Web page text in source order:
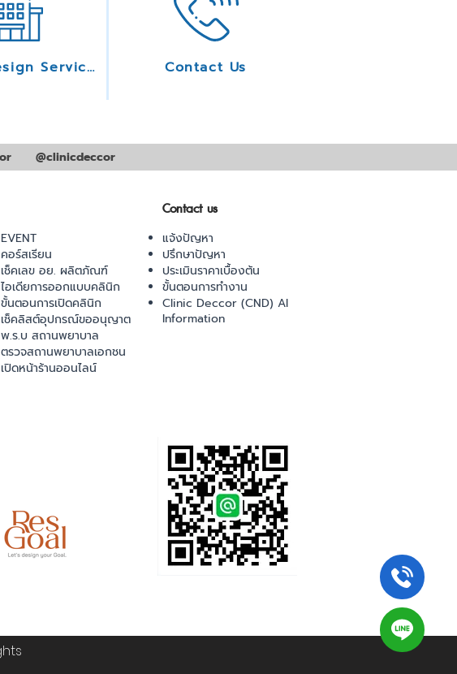
Facade Design Service Contact Us
@clinicdeccor
Contact us
EVENT
คอร์สเรียน
เช็คเลข อย. ผลิตภัณฑ์
ไอเดียการออกแบบคลินิก
ขั้นตอนการเปิดคลินิก
เช็คลิสต์อุปกรณ์ขออนุญาต
พ.ร.บ สถานพยาบาล
ตรวจสถานพยาบาลเอกชน
เปิดหน้าร้านออนไลน์
แจ้งปัญหา
ปรึกษาปัญหา
ประเมินราคาเบื้องต้น
ขั้นตอนการทำงาน
Clinic Deccor (CND) AI
Information